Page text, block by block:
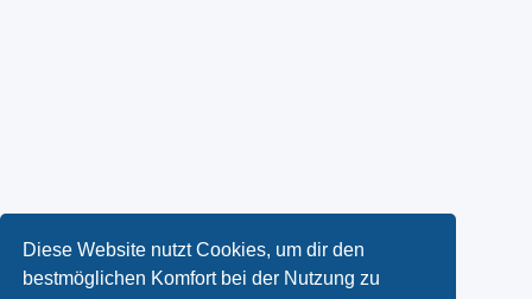
Diese Website nutzt Cookies, um dir den
bestmöglichen Komfort bei der Nutzung zu